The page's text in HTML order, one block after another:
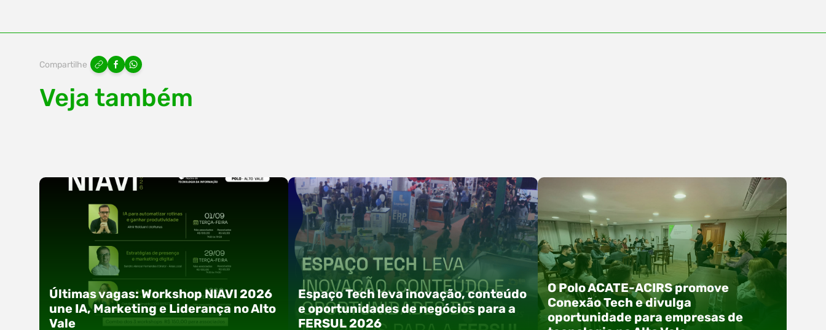
Compartilhe
Veja também
Últimas vagas: Workshop NIAVI 2026
une IA, Marketing e Liderança no Alto
Vale
Espaço Tech leva inovação, conteúdo
e oportunidades de negócios para a
FERSUL 2026
O Polo ACATE-ACIRS promove
Conexão Tech e divulga
oportunidade para empresas de